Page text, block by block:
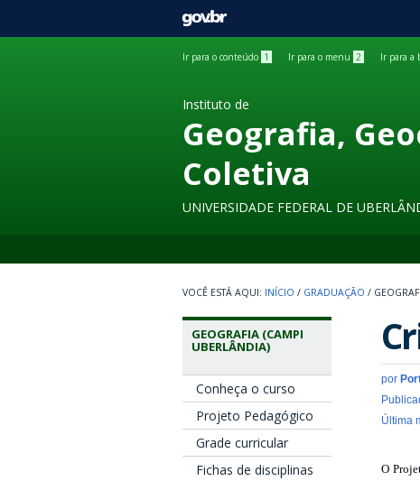
GOVBR
Ir para o conteúdo 1 Ir para o menu 2 Ir para a
Instituto de
Geografia,
Coletiva
UNIVERSIDADE FEDERAL DE
INÍCIO / GRADUAÇÃO /
GEOGRAFIA (CAMPI
UBERLÂNDIA)
Conheça o curso
Projeto Pedagógico
Grade curricular
Fichas de disciplinas
por
Última
O